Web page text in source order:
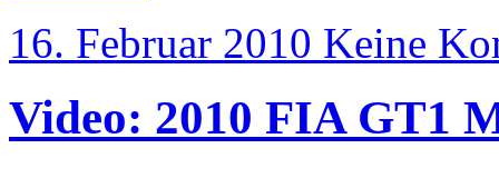
16. Februar 2010 Keine
Video: 2010 FIA GT1